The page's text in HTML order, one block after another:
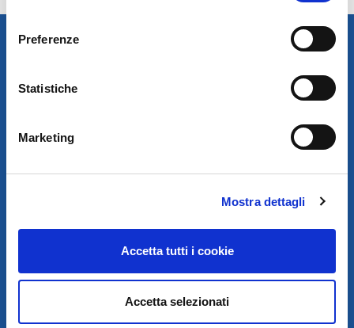
consenso
Preferenze
Statistiche
Marketing
Mostra dettagli
Accetta tutti i cookie
Accetta selezionati
DI TELEASSISTENZA
© 2021
È UN MARCHIO DI AUTODIS ITALIA HOLDING